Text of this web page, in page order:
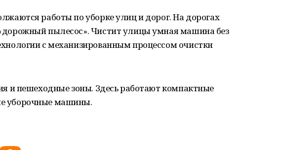
работы по уборке улиц и дорог. На дорогах
пылесос». Чистит улицы умная машина без
с механизированным процессом очистки
и пешеходные зоны. Здесь работают компактные
уборочные машины.